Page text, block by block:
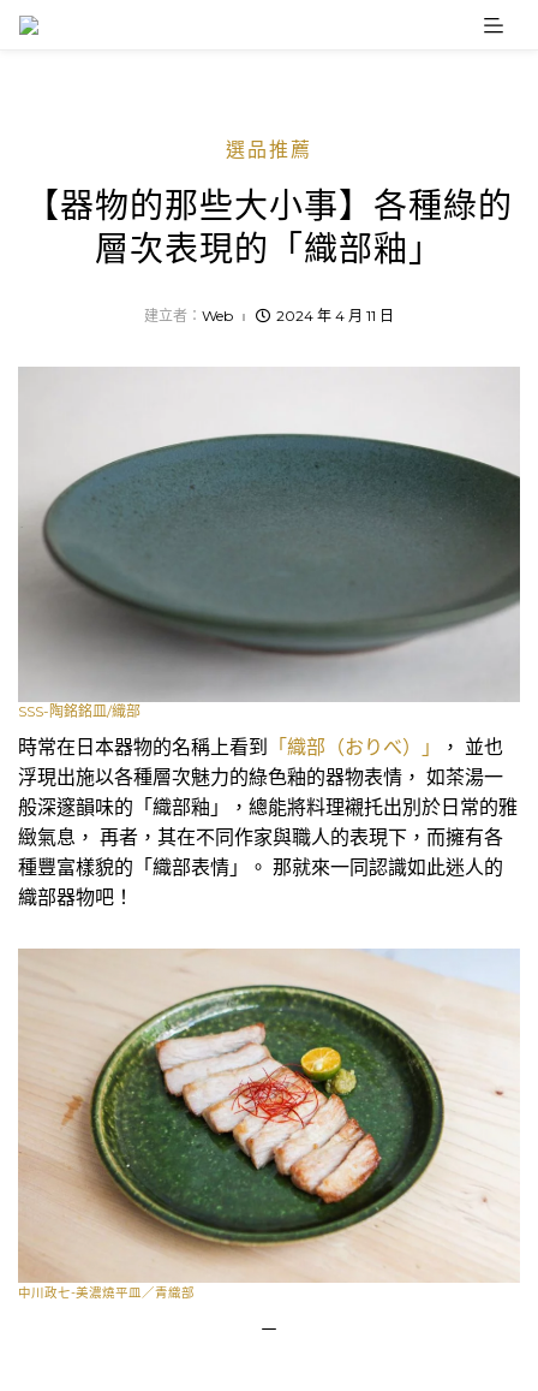
Skip
選品推薦
【器物的那些大小事】各種綠的
層次表現的「織部釉」
建立者： Web 2024 年 4 月 11 日
SSS-陶銘銘皿/織部
時常在日本器物的名稱上看到 「織部（おりべ）」
， 並也
浮現出施以各種層次魅力的綠色釉的器物表情， 如茶湯一
般深邃韻味的「織部釉」，總能將料理襯托出別於日常的雅
緻氣息， 再者，其在不同作家與職人的表現下，而擁有各
種豐富樣貌的「織部表情」。 那就來一同認識如此迷人的
織部器物吧！
中川政七-美濃燒平皿／青織部
－